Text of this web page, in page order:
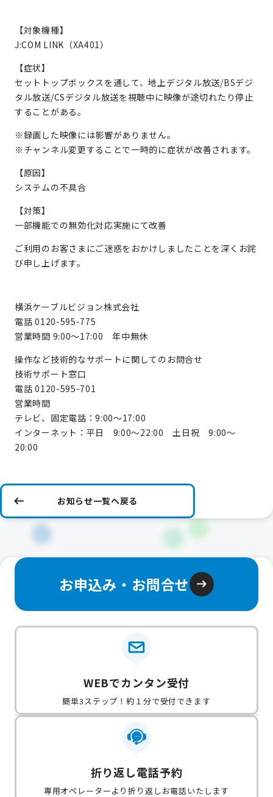
【対象機種】
J:COM LINK（XA401）
【症状】
セットトップボックスを通して、地上デジタル放送/BSデジ
タル放送/CSデジタル放送を視聴中に映像が途切れたり停止
することがある。
※録画した映像には影響がありません。
※チャンネル変更することで一時的に症状が改善されます。
【原因】
システムの不具合
【対策】
一部機能での無効化対応実施にて改善
ご利用のお客さまにご迷惑をおかけしましたことを深くお詫
び申し上げます。
横浜ケーブルビジョン株式会社
電話 0120-595-775
営業時間 9:00～17:00 年中無休
操作など技術的なサポートに関してのお問合せ
技術サポート窓口
電話 0120-595-701
営業時間
テレビ、固定電話：9:00～17:00
インターネット：平日 9:00～22:00 土日祝 9:00～
20:00
お知らせ一覧へ戻る
お申込み・お問合せ
WEBでカンタン受付
簡単3ステップ！約１分で受付できます
折り返し電話予約
専用オペレーターより折り返しお電話いたします